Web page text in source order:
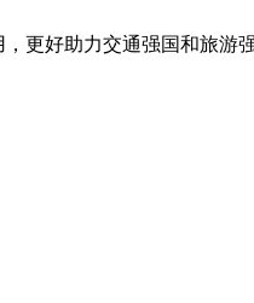
更好助力交通强国和旅游